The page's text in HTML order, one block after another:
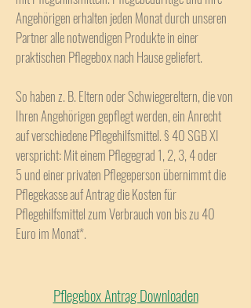
Angehörigen erhalten jeden Monat durch unseren
Partner alle notwendigen Produkte in einer
praktischen Pflegebox nach Hause geliefert.
So haben z. B. Eltern oder Schwiegereltern, die von
Ihren Angehörigen gepflegt werden, ein Anrecht
auf verschiedene Pflegehilfsmittel. § 40 SGB XI
verspricht: Mit einem Pflegegrad 1, 2, 3, 4 oder
5 und einer privaten Pflegeperson übernimmt die
Pflegekasse auf Antrag die Kosten für
Pflegehilfsmittel zum Verbrauch von bis zu 40
Euro im Monat*.
Pflegebox Antrag Downloaden